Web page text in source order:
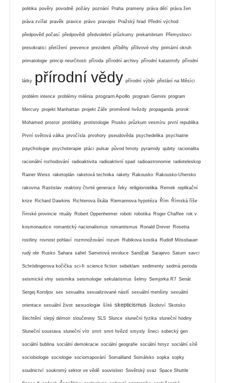
politika pověry povodně požáry poznání Praha prameny práva dětí práva žen
práva zvířat pravěk pravice právo pravopis Pražský hrad Přední východ
předpověď počasí předpovědi předvolební průzkumy prekambrium Přemyslovci
presokratici přetížení prevence prezident příběhy přílivové vlny primární okruh
primatologie princip neurčitosti příroda přírodní archivy přírodní katastrofy přírodní
látky přírodní vědy přírodní výběr přistání na Měsíci
problém intence problémy milénia program Apollo program Gemini program
Mercury projekt Manhattan projekt Záře proměnné hvězdy propaganda prorok
Mohamed prostor protilátky protistologie Prusko průzkum vesmíru první republika
První světová válka prvočísla prvohory pseudověda psychedelika psychiatrie
psychologie psychoterapie ptáci pulsar původ hmoty pyramidy qubity racionalita
racionální rozhodování radioaktivita radioaktivní spad radioastronomie radioteleskop
Rainer Weiss raketoplán raketová technika rakety Rakousko Rakousko-Uhersko
rakovina Rastislav reaktory čtvrté generace řeky religionistika Remek replikační
krize Richard Dawkins Richterova škála Riemannova hypotéza Řím Římská říše
římské provincie rituály Robert Oppenheimer roboti robotika Roger Chaffee rok v
kosmonautice romantický nacionalismus romantismus Ronald Drever Rosetta
rostliny rovnost pohlaví rozmnožování rozum Rubikova kostka Rudolf Mössbauer
rudý obr Rusko Sahara sahel Sametová revoluce Sandžak Sarajevo Saturn savci
Schrödingerova kočička sci-fi science fiction sebeklam sedimenty sedmá perioda
seismické vlny seismika seismologie sekularismus šelmy Semjorka R7 Senát
Sergej Koroljov sex sexualita sexualizované násilí sexuální menšiny sexuální
orientace sexuální život sexuologie šíité skepticismus školství Skotsko
šlechtění slepý démon sloučeniny SLS Slunce sluneční fyzika sluneční hodiny
Sluneční soustava sluneční vítr smrt smrt hvězd smysly šneci sobecký gen
sociální bublina sociální demokracie sociální geografie sociální hmyz sociální sítě
sociobiologie sociologie sociomapování Somaliland Somálsko sopka sopky
soudnictví soukromý sektor ve vědě souvislost Sovětský svaz Space Shuttle